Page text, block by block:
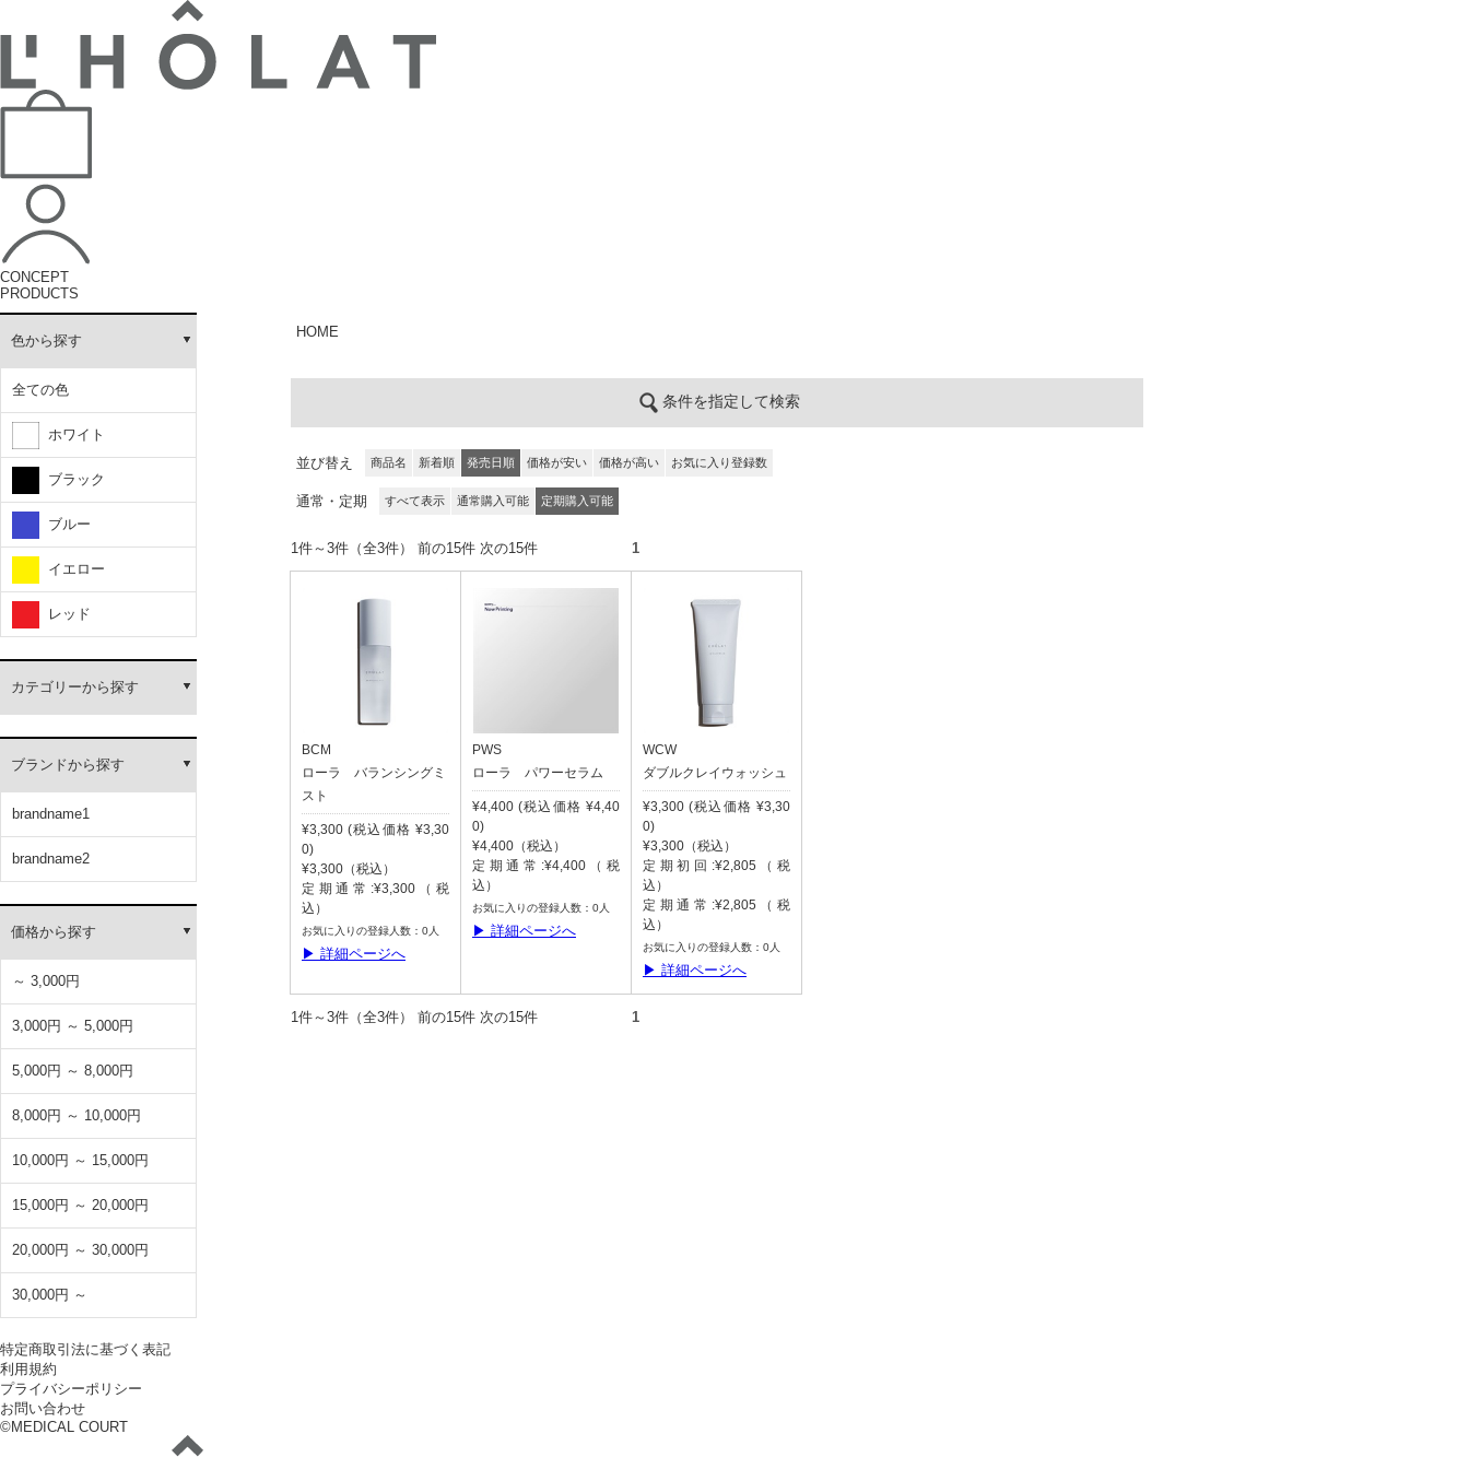
CONCEPT
PRODUCTS
色から探す
全ての色
ホワイト
ブラック
ブルー
イエロー
レッド
カテゴリーから探す
ブランドから探す
brandname1
brandname2
価格から探す
～ 3,000円
3,000円 ～ 5,000円
5,000円 ～ 8,000円
8,000円 ～ 10,000円
10,000円 ～ 15,000円
15,000円 ～ 20,000円
20,000円 ～ 30,000円
30,000円 ～
HOME
条件を指定して検索
並び替え 商品名 新着順 発売日順 価格が安い 価格が高い お気に入り登録数
通常・定期 すべて表示 通常購入可能 定期購入可能
1件～3件（全3件） 前の15件 次の15件 1
BCM
ローラ バランシングミ
スト
¥3,300 (税込価格 ¥3,30
0)
¥3,300（税込）
定期通常:¥3,300（税
込）
お気に入りの登録人数：0人
▶ 詳細ページへ
PWS
ローラ パワーセラム
¥4,400 (税込価格 ¥4,40
0)
¥4,400（税込）
定期通常:¥4,400（税
込）
お気に入りの登録人数：0人
▶ 詳細ページへ
WCW
ダブルクレイウォッシュ
¥3,300 (税込価格 ¥3,30
0)
¥3,300（税込）
定期初回:¥2,805（税
込）
定期通常:¥2,805（税
込）
お気に入りの登録人数：0人
▶ 詳細ページへ
1件～3件（全3件） 前の15件 次の15件 1
特定商取引法に基づく表記
利用規約
プライバシーポリシー
お問い合わせ
©MEDICAL COURT